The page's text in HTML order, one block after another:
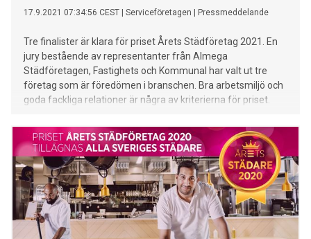
17.9.2021 07:34:56 CEST Serviceföretagen Pressmeddelande
Tre finalister är klara för priset Årets Städföretag 2021. En
jury bestående av representanter från Almega
Städföretagen, Fastighets och Kommunal har valt ut tre
företag som är föredömen i branschen. Bra arbetsmiljö och
goda fackliga relationer är några av kriterierna för priset.